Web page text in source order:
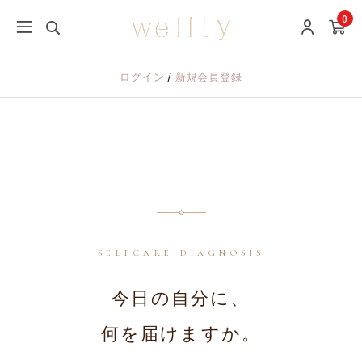
0
ログイン/ 新規会員登録
SELFCARE DIAGNOSIS
今日の自分に、
何を届けますか。